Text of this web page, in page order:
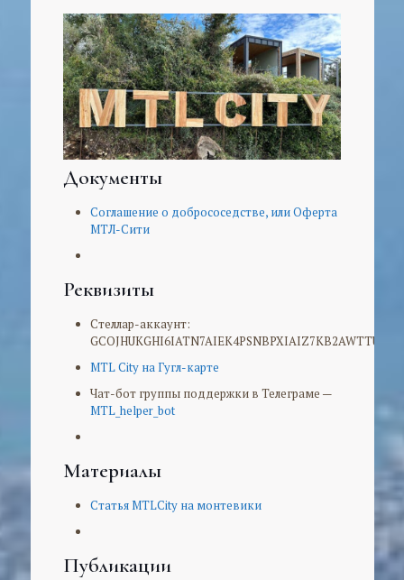
Документы
Соглашение о добрососедстве, или Оферта
МТЛ-Сити
Реквизиты
Стеллар-аккаунт:
MTL City на Гугл-карте
Чат-бот группы поддержки в Телеграме —
MTL_helper_bot
Материалы
Статья MTLCity на монтевики
Публикации